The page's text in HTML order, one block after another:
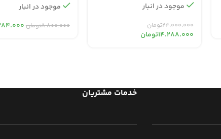
موجود در انبار
۲۴.۰۰۰.۰۰۰تومان
۱۴.۲۸۸.۰۰۰تومان
موجود در انبار
۸.۸۰۰.۰۰۰تومان
خدمات مشتریان